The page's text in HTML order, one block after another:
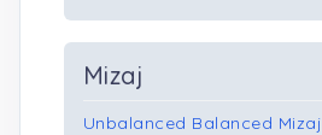
Mizaj
Unbalanced Balanced Mizaj